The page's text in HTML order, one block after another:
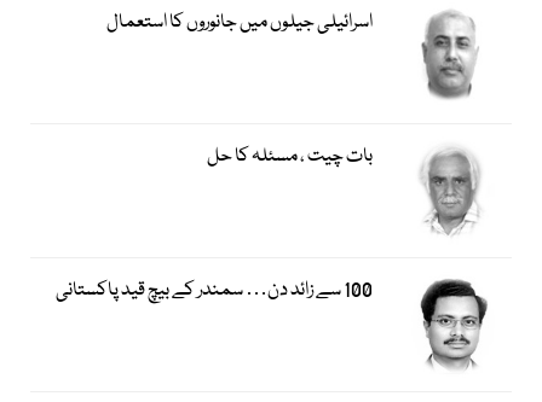
اسرائیلی جیلوں میں جانوروں کا استعمال
بات چیت ، مسئلہ کا حل
100 سے زائد دن… سمندر کے بیچ قید پاکستانی